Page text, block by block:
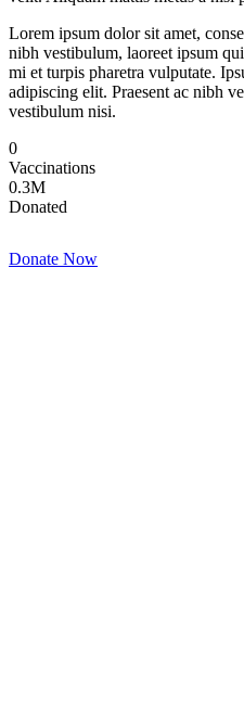
Lorem ipsum dolor sit amet,
nibh vestibulum, laoreet ipsum
mi et turpis pharetra vulputate.
adipiscing elit. Praesent ac nibh
vestibulum nisi.
0
Vaccinations
0.3M
Donated
Donate Now